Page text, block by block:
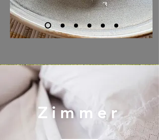
Zimmer